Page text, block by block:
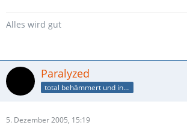
Alles wird gut
Paralyzed
total behämmert und innen beplüscht
5. Dezember 2005, 15:19